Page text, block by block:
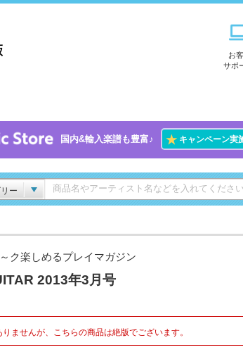
お
サポ
国内&輸入楽譜も豊富♪ ★キャンペーン実
ー
ク楽しめるプレイマガジン
2013年3月号
ませんが、こちらの商品は絶版でございます。